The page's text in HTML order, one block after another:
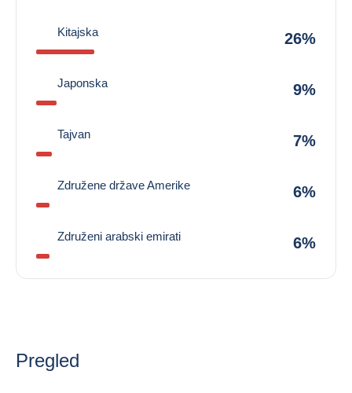
Kitajska 26%
Japonska 9%
Tajvan 7%
Združene države Amerike 6%
Združeni arabski emirati 6%
Pregled